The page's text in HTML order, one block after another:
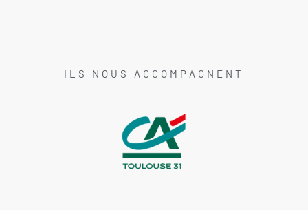
ILS NOUS ACCOMPAGNENT